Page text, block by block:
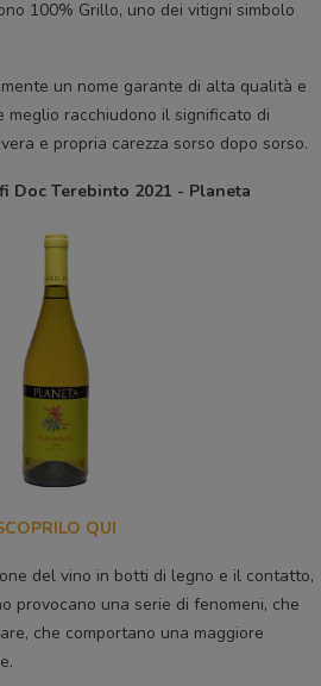
100% Grillo, uno dei vitigni simbolo
un nome garante di alta qualità e
racchiudono il significato di
e propria carezza sorso dopo sorso.
Doc Terebinto 2021 - Planeta
QUI
del vino in botti di legno e il contatto,
provocano una serie di fenomeni, che
che comportano una maggiore